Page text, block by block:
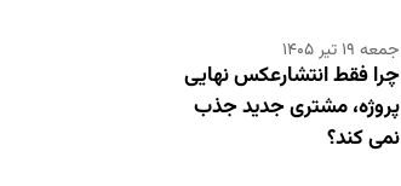
چرا فقط انتشارعکس نهایی
پروژه، مشتری جدید جذب
نمی کند؟
جمعه ۱۹ تیر ۱۴۰۵